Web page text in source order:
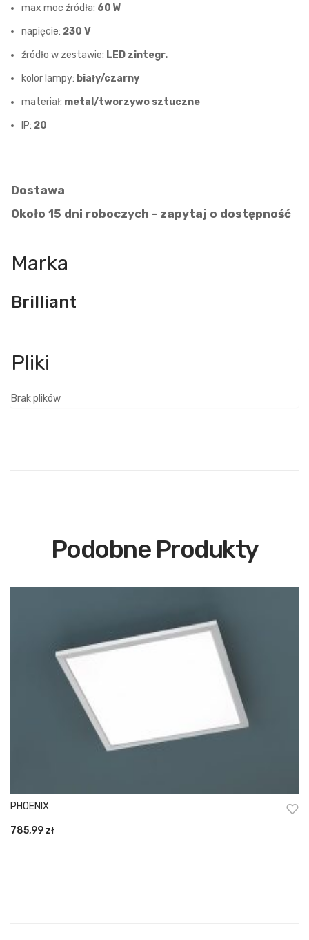
max moc źródła: 60 W
napięcie: 230 V
źródło w zestawie: LED zintegr.
kolor lampy: biały/czarny
materiał: metal/tworzywo sztuczne
IP: 20
Dostawa
Około 15 dni roboczych - zapytaj o dostępność
Marka
Brilliant
Brak plików
Podobne Produkty
PHOENIX
785,99 zł